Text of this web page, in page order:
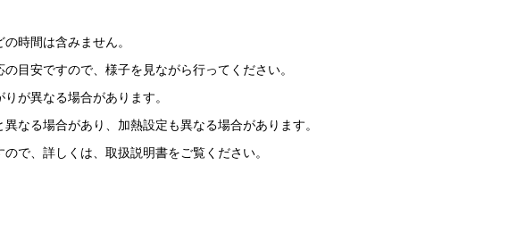
時間は含みません。
目安ですので、様子を見ながら行ってください。
が異なる場合があります。
なる場合があり、加熱設定も異なる場合があります。
で、詳しくは、取扱説明書をご覧ください。